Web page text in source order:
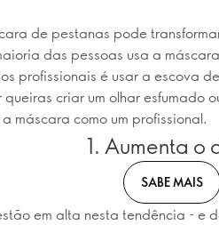
de pestanas pode
das pessoas usa a
profissionais é usar a escova
criar um olhar esfumado
máscara como um profissional.
1. Aumenta o
SABE MAIS
em alta nesta tendência - e